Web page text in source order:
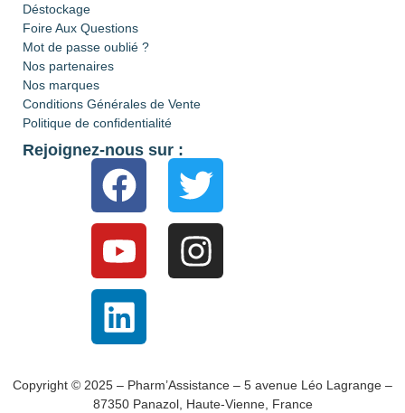
Déstockage
Foire Aux Questions
Mot de passe oublié ?
Nos partenaires
Nos marques
Conditions Générales de Vente
Politique de confidentialité
Rejoignez-nous sur :
Copyright © 2025 – Pharm’Assistance – 5 avenue Léo Lagrange –
87350 Panazol, Haute-Vienne, France